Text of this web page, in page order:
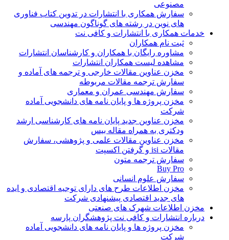
مصنوعی
سفارش همکاری با انتشارات در تدوین کتاب فناوری
های نوین در رشته های گوناگون مهندسی
خدمات همکاری با انتشارات و کافی نت
ثبت نام همکاران
مشاوره رایگان با همکاران و کارشناسان انتشارات
مشاهده لیست همکاران انتشارات
مخزن عناوین مقالات خارجی و ترجمه های آماده و
سفارش ترجمه مقالات مربوطه
سفارش مهندسی عمران و معماری
مخزن پروژه ها و پایان نامه های دانشجویی آماده
شرکت
مخزن عناوین جدید پایان نامه های کارشناسی ارشد
ودکتری به همراه مقاله بیس
مخزن عناوین مقالات علمی و پژوهشی، سفارش
مقالات isi و گرفتن اکسپت
سفارش ترجمه متون
Buy Pro
سفارش علوم انسانی
مخزن اطلاعات طرح های دارای توجیه اقتصادی و ایده
های جدید اقتصادی پیشنهادی شرکت
مخزن اطلاعات شهرک های صنعتی
درباره انتشارات و کافی نت پژوهشگران پارسه
مخزن پروژه ها و پایان نامه های دانشجویی آماده
شرکت